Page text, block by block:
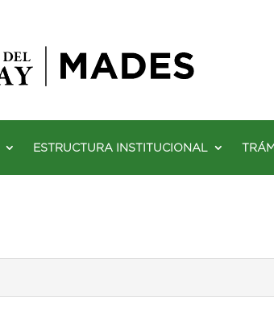
ESTRUCTURA INSTITUCIONAL